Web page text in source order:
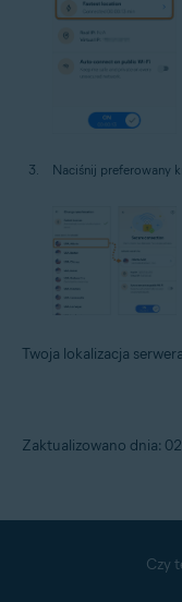
Naciśnij preferowany
Twoja lokalizacja
Zaktualizowano dnia:
Czy